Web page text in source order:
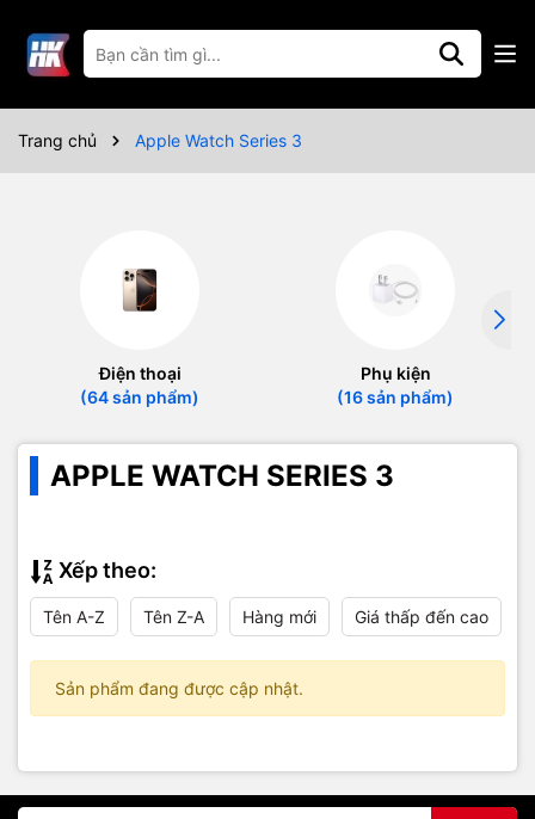
Trang chủ Apple Watch Series 3
Điện thoại
(64 sản phẩm)
Phụ kiện
(16 sản phẩm)
APPLE WATCH SERIES 3
Xếp theo:
Tên A-Z Tên Z-A Hàng mới Giá thấp đến cao
Sản phẩm đang được cập nhật.